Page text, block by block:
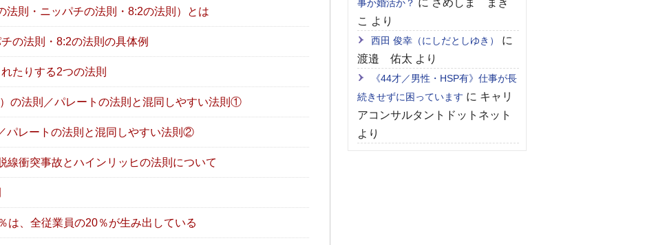
法則・ニッパチの法則・8:2の法則）とは
の法則・8:2の法則の具体例
たりする2つの法則
の法則／パレートの法則と混同しやすい法則①
パレートの法則と混同しやすい法則②
線衝突事故とハインリッヒの法則について
は、全従業員の20％が生み出している
事か婚活か？
こ より
西田 俊幸（にしだとしゆき）
に
渡邉 佑太 より
《44才／男性・HSP有》仕事が長
続きせずに困っています に キャリ
アコンサルタントドットネット
より